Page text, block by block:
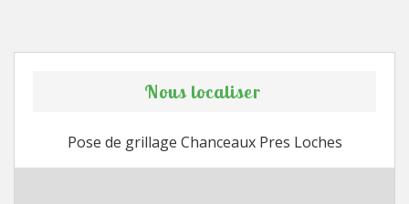
Nous localiser
Pose de grillage Chanceaux Pres Loches